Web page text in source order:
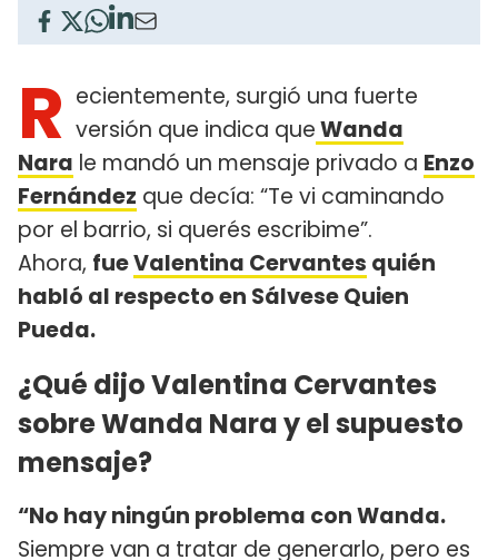
R ecientemente, surgió una fuerte
versión que indica queWanda
Nara le mandó un mensaje privado a Enzo
Fernández que decía: “Te vi caminando
por el barrio, si querés escribime”.
Ahora, fueValentina Cervantes quién
habló al respecto en Sálvese Quien
Pueda.
¿Qué dijo Valentina Cervantes
sobre Wanda Nara y el supuesto
mensaje?
“No hay ningún problema con Wanda.
Siempre van a tratar de generarlo, pero es